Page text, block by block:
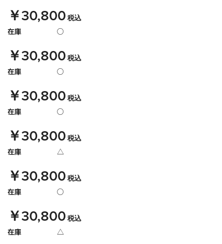
￥30,800税込
在庫 ○
￥30,800税込
在庫 ○
￥30,800税込
在庫 ○
￥30,800税込
在庫 △
￥30,800税込
在庫 ○
￥30,800税込
在庫 △